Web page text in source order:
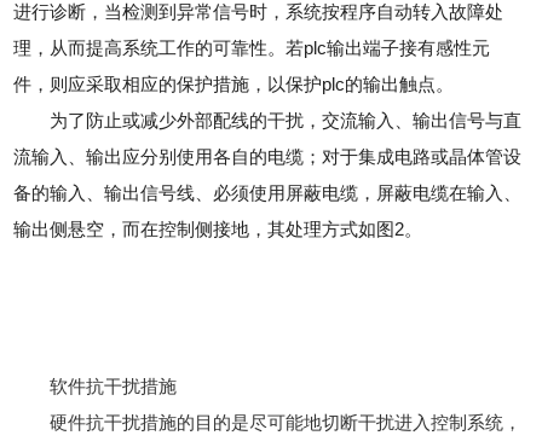
进行诊断，当检测到异常信号时，系统按程序自动转入故障处
理，从而提高系统工作的可靠性。若plc输出端子接有感性元
件，则应采取相应的保护措施，以保护plc的输出触点。
为了防止或减少外部配线的干扰，交流输入、输出信号与直
流输入、输出应分别使用各自的电缆；对于集成电路或晶体管设
备的输入、输出信号线、必须使用屏蔽电缆，屏蔽电缆在输入、
输出侧悬空，而在控制侧接地，其处理方式如图2。
软件抗干扰措施
硬件抗干扰措施的目的是尽可能地切断干扰进入控制系统，